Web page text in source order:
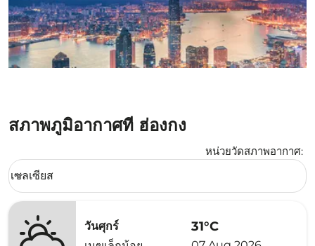
สภาพภูมิอากาศที่ ฮ่องกง
หน่วยวัดสภาพอากาศ:
Weather unit option เซลเซียส Selected
เซลเซียส
keyboard_arrow_down
วันศุกร์
31°C